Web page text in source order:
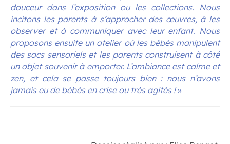
douceur dans l’exposition ou les collections. Nous
incitons les parents à s’approcher des œuvres, à les
observer et à communiquer avec leur enfant. Nous
proposons ensuite un atelier où les bébés manipulent
des sacs sensoriels et les parents construisent à côté
un objet souvenir à emporter. L’ambiance est calme et
zen, et cela se passe toujours bien : nous n’avons
jamais eu de bébés en crise ou très agités !»